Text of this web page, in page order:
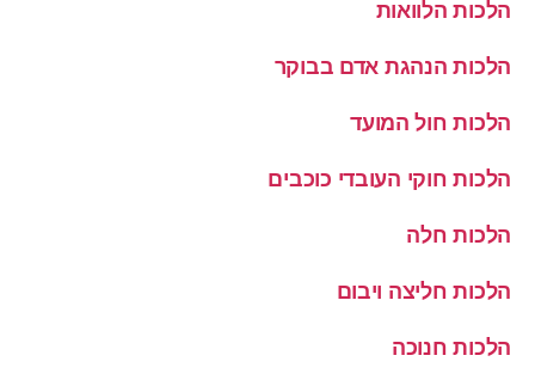
הלכות הלוואות
הלכות הנהגת אדם בבוקר
הלכות חול המועד
הלכות חוקי העובדי כוכבים
הלכות חלה
הלכות חליצה ויבום
הלכות חנוכה